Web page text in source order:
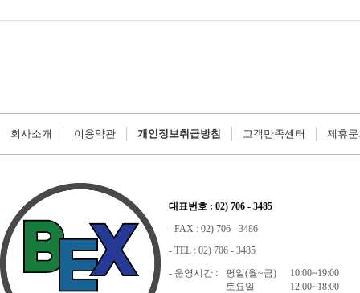
회사소개 이용약관 개인정보취급방침 고객만족센터 제휴
대표번호 : 02) 706 - 3485
- FAX : 02) 706 - 3486
- TEL : 02) 706 - 3485
- 운영시간 :
평일(월~금)
10:00~19:00
토요일
12:00~18:00